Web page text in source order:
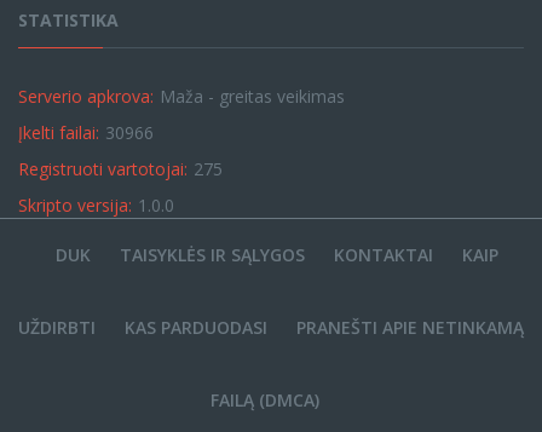
STATISTIKA
Serverio apkrova: Maža - greitas veikimas
Įkelti failai: 30966
Registruoti vartotojai: 275
Skripto versija: 1.0.0
DUK TAISYKLĖS IR SĄLYGOS KONTAKTAI KAIP
UŽDIRBTI KAS PARDUODASI PRANEŠTI APIE NETINKAMĄ
FAILĄ (DMCA)